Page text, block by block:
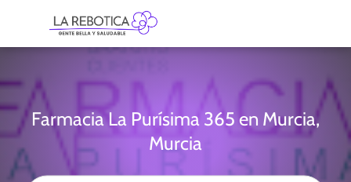
Farmacia La Purísima 365 en Murcia,
Murcia